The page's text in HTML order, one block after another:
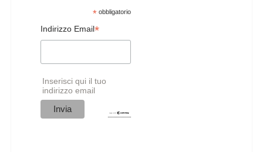
*obbligatorio
Indirizzo Email*
Inserisci qui il tuo
indirizzo email